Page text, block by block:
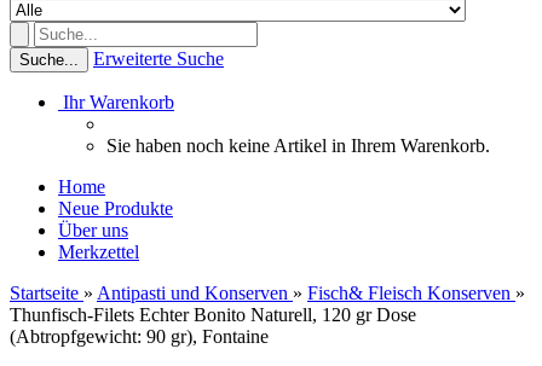
Suche... Erweiterte Suche
Ihr Warenkorb
Sie haben noch keine Artikel in Ihrem Warenkorb.
Home
Neue Produkte
Über uns
Merkzettel
Startseite » Antipasti und Konserven » Fisch& Fleisch Konserven »
Thunfisch-Filets Echter Bonito Naturell, 120 gr Dose
(Abtropfgewicht: 90 gr), Fontaine